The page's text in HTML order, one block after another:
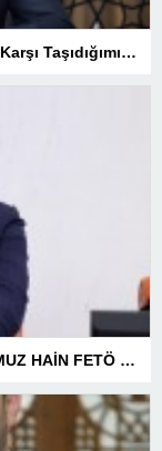
Fetih Ahmet Biçer: 15 Temmuz, Geleceğe Karşı Taşıdığımız Sorumluluğu Hatırlatan Bir Milattır
MHP Elazığ Milletvekili IŞ IKVER: 15 TEMMUZ HAİN FETÖ KALKIŞMASI TÜRKİYE’Yİ İŞGAL GİRİŞİMİDİR